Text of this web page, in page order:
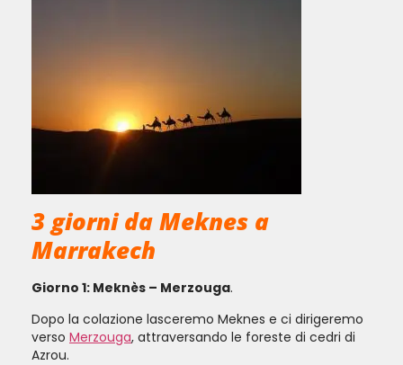
3 giorni da Meknes a
Marrakech
Giorno 1: Meknès – Merzouga.
Dopo la colazione lasceremo Meknes e ci dirigeremo
verso Merzouga, attraversando le foreste di cedri di
Azrou.